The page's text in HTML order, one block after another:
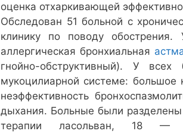
оценка отхаркивающей
Обследован 51 больной с
клинику по поводу
аллергическая бронхиальная
гнойно-обструктивный). У
мукоцилиарной системе: большое
неэффективность
дыхания. Больные были
терапии ласольван, 18 —